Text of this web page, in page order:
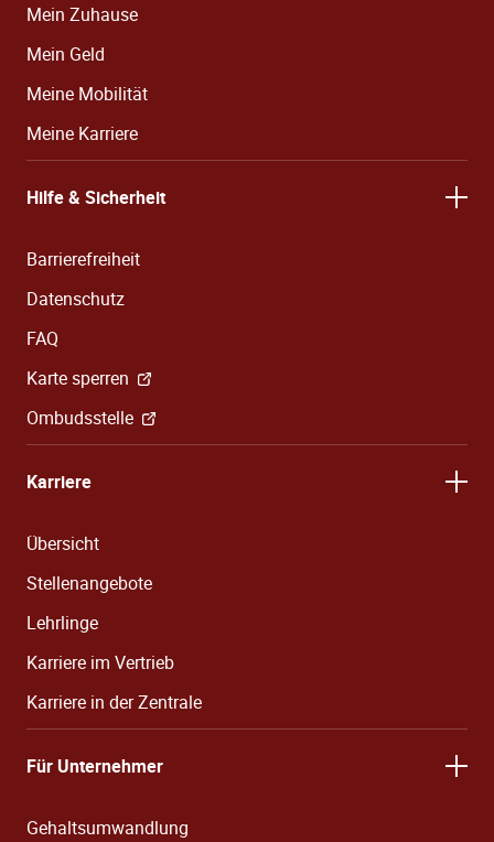
Mein Zuhause
Mein Geld
Meine Mobilität
Meine Karriere
Hilfe & Sicherheit
Barrierefreiheit
Datenschutz
FAQ
Karte sperren
Ombudsstelle
Karriere
Übersicht
Stellenangebote
Lehrlinge
Karriere im Vertrieb
Karriere in der Zentrale
Für Unternehmer
Gehaltsumwandlung